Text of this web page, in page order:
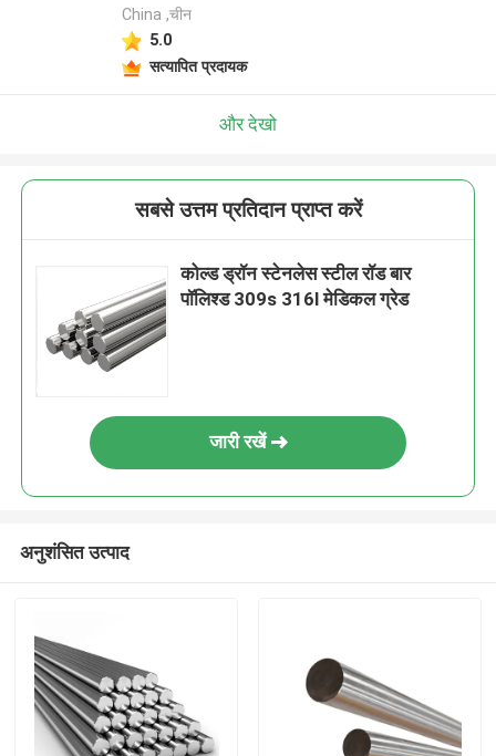
China ,चीन
5.0
सत्यापित प्रदायक
और देखो
सबसे उत्तम प्रतिदान प्राप्त करें
कोल्ड ड्रॉन स्टेनलेस स्टील रॉड बार
पॉलिश्ड 309s 316l मेडिकल ग्रेड
जारी रखें
अनुशंसित उत्पाद